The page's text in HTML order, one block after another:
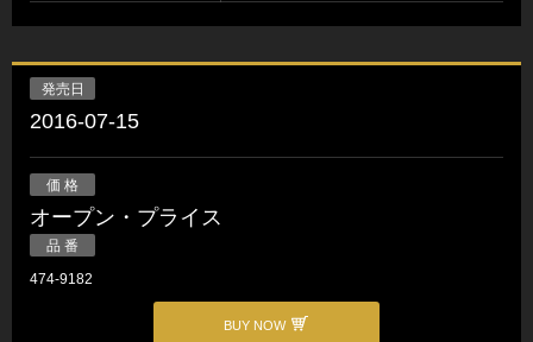
発売日
2016-07-15
価 格
オープン・プライス
品 番
474-9182
BUY NOW